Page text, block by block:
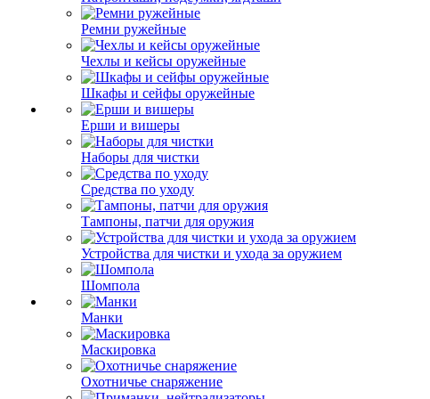
Ремни ружейные
Чехлы и кейсы оружейные
Шкафы и сейфы оружейные
Ерши и вишеры
Наборы для чистки
Средства по уходу
Тампоны, патчи для оружия
Устройства для чистки и ухода за оружием
Шомпола
Манки
Маскировка
Охотничье снаряжение